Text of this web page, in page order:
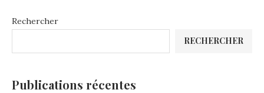
Rechercher
RECHERCHER
Publications récentes